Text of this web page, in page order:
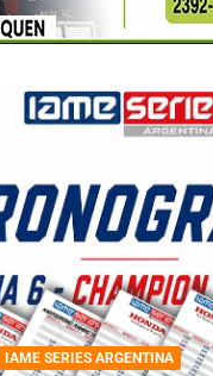
IAME SERIES ARGENTINA